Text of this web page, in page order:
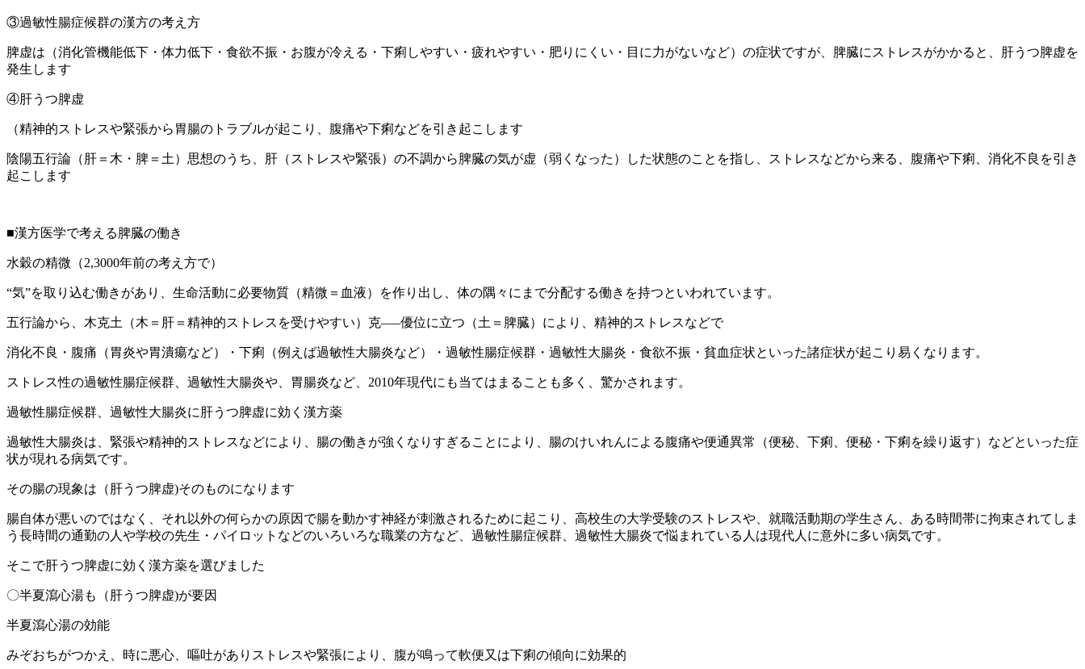
③過敏性腸症候群の漢方の考え方
脾虚は（消化管機能低下・体力低下・食欲不振・お腹が冷える・下痢しやすい・疲れやすい・肥りにくい・目に力がないなど）の症状ですが、脾臓にストレスがかかると、肝うつ脾虚を
発生します
④肝うつ脾虚
（精神的ストレスや緊張から胃腸のトラブルが起こり、腹痛や下痢などを引き起こします
陰陽五行論（肝＝木・脾＝土）思想のうち、肝（ストレスや緊張）の不調から脾臓の気が虚（弱くなった）した状態のことを指し、ストレスなどから来る、腹痛や下痢、消化不良を引き
起こします
■漢方医学で考える脾臓の働き
水穀の精微（2,3000年前の考え方で）
“気”を取り込む働きがあり、生命活動に必要物質（精微＝血液）を作り出し、体の隅々にまで分配する働きを持つといわれています。
五行論から、木克土（木＝肝＝精神的ストレスを受けやすい）克—–優位に立つ（土＝脾臓）により、精神的ストレスなどで
消化不良・腹痛（胃炎や胃潰瘍など）・下痢（例えば過敏性大腸炎など）・過敏性腸症候群・過敏性大腸炎・食欲不振・貧血症状といった諸症状が起こり易くなります。
ストレス性の過敏性腸症候群、過敏性大腸炎や、胃腸炎など、2010年現代にも当てはまることも多く、驚かされます。
過敏性腸症候群、過敏性大腸炎に肝うつ脾虚に効く漢方薬
過敏性大腸炎は、緊張や精神的ストレスなどにより、腸の働きが強くなりすぎることにより、腸のけいれんによる腹痛や便通異常（便秘、下痢、便秘・下痢を繰り返す）などといった症
状が現れる病気です。
その腸の現象は（肝うつ脾虚)そのものになります
腸自体が悪いのではなく、それ以外の何らかの原因で腸を動かす神経が刺激されるために起こり、高校生の大学受験のストレスや、就職活動期の学生さん、ある時間帯に拘束されてしま
う長時間の通勤の人や学校の先生・パイロットなどのいろいろな職業の方など、過敏性腸症候群、過敏性大腸炎で悩まれている人は現代人に意外に多い病気です。
そこで肝うつ脾虚に効く漢方薬を選びました
〇半夏瀉心湯も（肝うつ脾虚)が要因
半夏瀉心湯の効能
みぞおちがつかえ、時に悪心、嘔吐がありストレスや緊張により、腹が鳴って軟便又は下痢の傾向に効果的